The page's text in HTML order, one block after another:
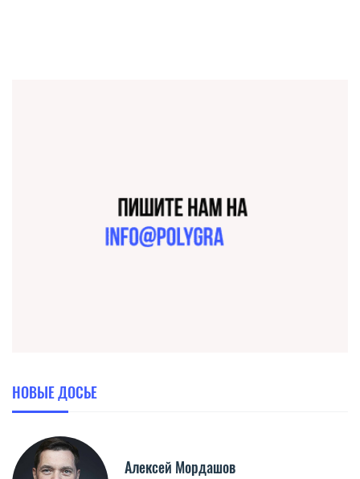
НОВЫЕ ДОСЬЕ
Алексей Мордашов